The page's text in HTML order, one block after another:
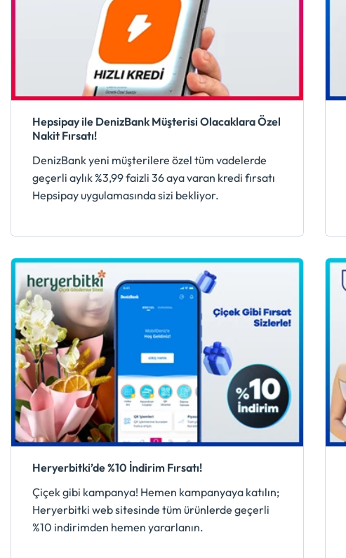
Hepsipay ile DenizBank Müşterisi Olacaklara Özel
Nakit Fırsatı!
DenizBank yeni müşterilere özel tüm vadelerde
geçerli aylık %3,99 faizli 36 aya varan kredi fırsatı
Hepsipay uygulamasında sizi bekliyor.
Heryerbitki’de %10 İndirim Fırsatı!
Çiçek gibi kampanya! Hemen kampanyaya katılın;
Heryerbitki web sitesinde tüm ürünlerde geçerli
%10 indirimden hemen yararlanın.